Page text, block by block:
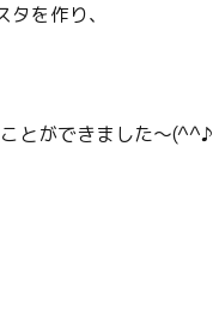
を作り、
とができました～(^^♪